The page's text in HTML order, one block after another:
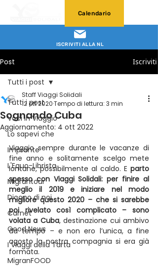
ISCRIVITI ALLA NL
Calendario
Post Iscriviti
Tutti i post
Voci in Viaggio
Lo sapevi che
Impronte
L'Equo-Librista
Migrantour
Dicono di noi
Carnet
Good News
I Viaggi della Tarta
MigranFOOD
Tutti i post
Sognando Cuba
Staff Viaggi Solidali
12 ott 2020Tempo di lettura: 3 min
Aggiornamento: 4 ott 2022
Viaggio sempre durante le vacanze di
fine anno e solitamente scelgo mete
lontane, possibilmente al caldo. E parto
spesso con Viaggi Solidali: per finire al
meglio il 2019 e iniziare nel modo
migliore questo 2020 – che si sarebbe
poi rivelato così complicato – sono
volata a Cuba, destinazione cui ambivo
da tempo – e non ero l’unica, a fine
agosto la nostra compagnia si era già
formata.